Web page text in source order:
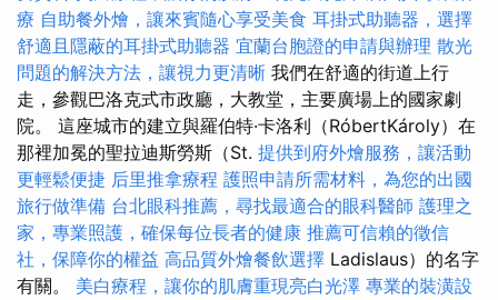
療 自助餐外燴，讓來賓隨心享受美食 耳掛式助聽器，選擇
舒適且隱蔽的耳掛式助聽器 宜蘭台胞證的申請與辦理 散光
問題的解決方法，讓視力更清晰 我們在舒適的街道上行
走，參觀巴洛克式市政廳，大教堂，主要廣場上的國家劇
院。 這座城市的建立與羅伯特·卡洛利（RóbertKároly）在
那裡加冕的聖拉迪斯勞斯（St. 提供到府外燴服務，讓活動
更輕鬆便捷 后里推拿療程 護照申請所需材料，為您的出國
旅行做準備 台北眼科推薦，尋找最適合的眼科醫師 護理之
家，專業照護，確保每位長者的健康 推薦可信賴的徵信
社，保障你的權益 高品質外燴餐飲選擇 Ladislaus）的名字
有關。 美白療程，讓你的肌膚重現亮白光澤 專業的裝潢設